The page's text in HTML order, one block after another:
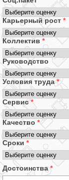
Карьерный рост *
Коллектив *
Руководство
Условия труда*
Сервис*
Качество *
Сроки *
Достоинства*